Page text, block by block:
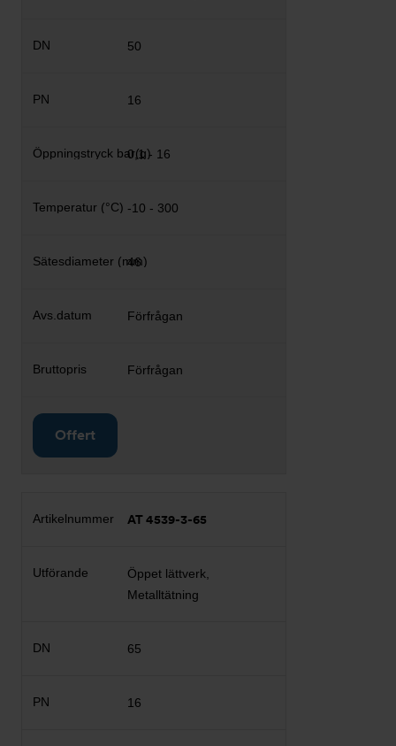
50
16
0,1 - 16
-10 - 300
46
Förfrågan
Förfrågan
Offert
AT 4539-3-65
Öppet lättverk,
Metalltätning
65
16